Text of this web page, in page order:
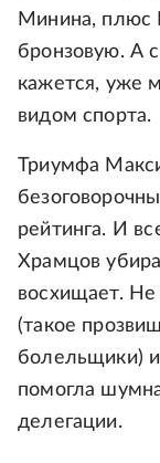
Минина, плюс
бронзовую. А
кажется, уже
видом спорта.
Триумфа
рейтинга. И
Храмцов
восхищает.
(такое
болельщики)
помогла
делегации.